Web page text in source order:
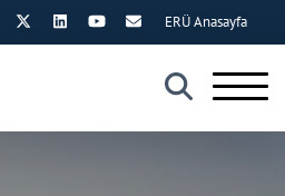
×
ERÜ Anasayfa